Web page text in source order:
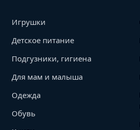
Игрушки
Детское питание
Подгузники, гигиена
Для мам и малыша
Одежда
Обувь